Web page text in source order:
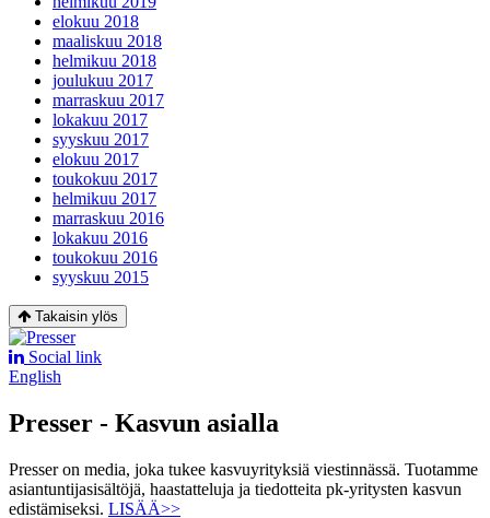
elokuu 2018
maaliskuu 2018
helmikuu 2018
joulukuu 2017
marraskuu 2017
lokakuu 2017
syyskuu 2017
elokuu 2017
toukokuu 2017
helmikuu 2017
marraskuu 2016
lokakuu 2016
toukokuu 2016
syyskuu 2015
Takaisin ylös
Social link
English
Presser - Kasvun asialla
Presser on media, joka tukee kasvuyrityksiä viestinnässä. Tuotamme
asiantuntijasisältöjä, haastatteluja ja tiedotteita pk-yritysten kasvun
edistämiseksi. LISÄÄ>>